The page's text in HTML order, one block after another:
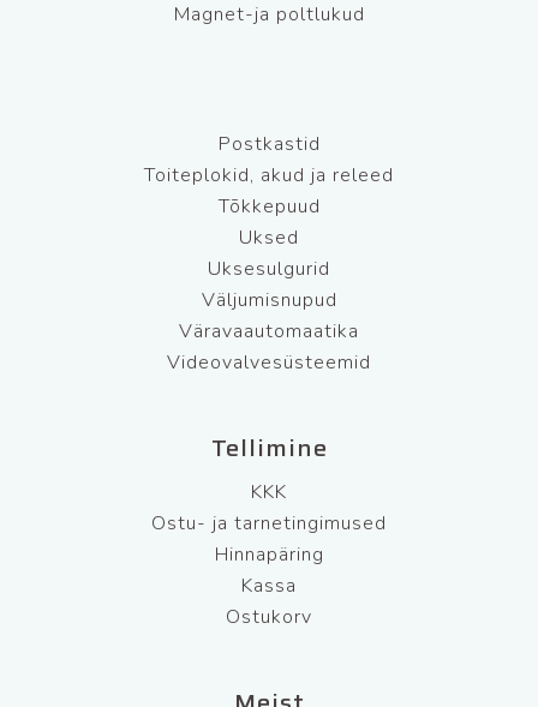
Magnet-ja poltlukud
Postkastid
Toiteplokid, akud ja releed
Tõkkepuud
Uksed
Uksesulgurid
Väljumisnupud
Väravaautomaatika
Videovalvesüsteemid
Tellimine
KKK
Ostu- ja tarnetingimused
Hinnapäring
Kassa
Ostukorv